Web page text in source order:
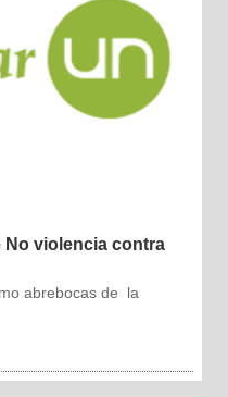
No violencia contra
abrebocas de la